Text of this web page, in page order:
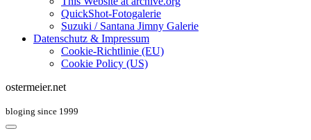
QuickShot-Fotogalerie
Suzuki / Santana Jimny Galerie
Datenschutz & Impressum
Cookie-Richtlinie (EU)
Cookie Policy (US)
ostermeier.net
bloging since 1999